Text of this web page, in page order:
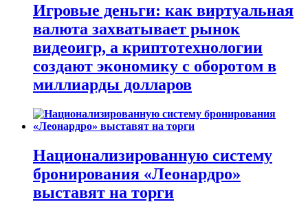
Игровые деньги: как виртуальная
валюта захватывает рынок
видеоигр, а криптотехнологии
создают экономику с оборотом в
миллиарды долларов
Национализированную систему
бронирования «Леонардро»
выставят на торги